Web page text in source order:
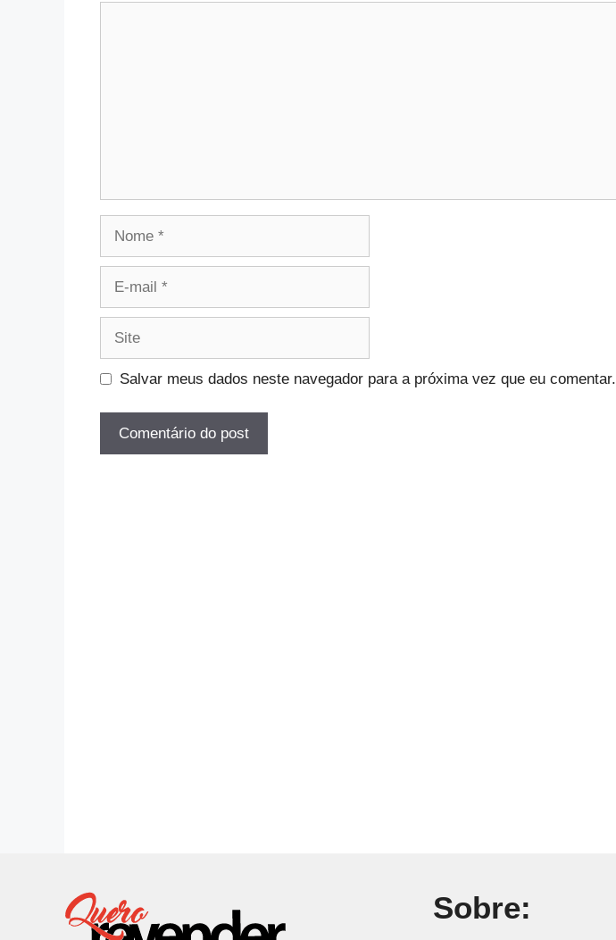
Salvar meus dados neste navegador para a próxima vez que eu comentar.
Sobre: